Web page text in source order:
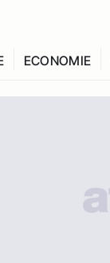
ECONOMIE